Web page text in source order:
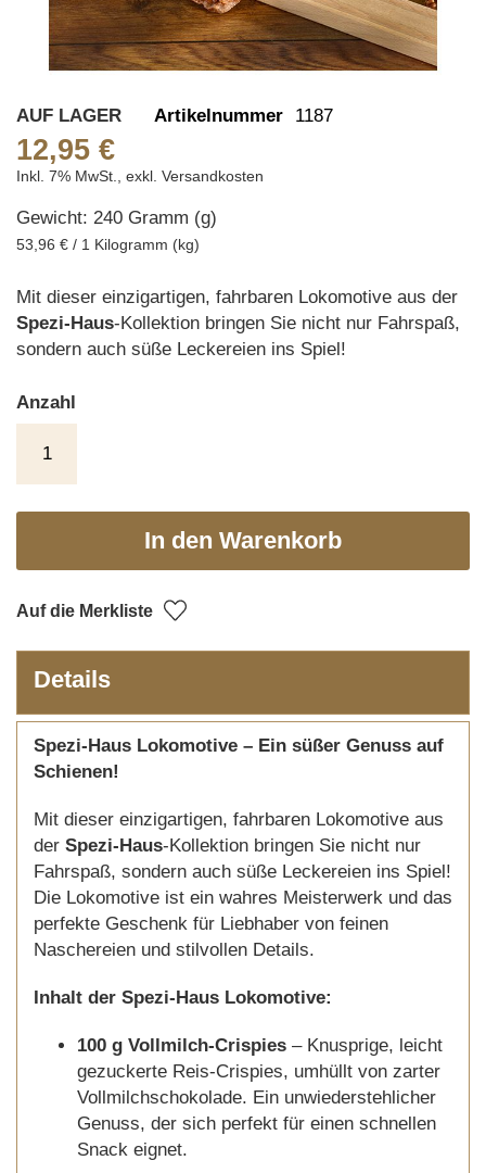
Skip
to
the
of
the
gallery
AUF LAGER Artikelnummer 1187
12,95 €
Inkl. 7% MwSt., exkl. Versandkosten
Gewicht: 240 Gramm (g)
53,96 € / 1 Kilogramm (kg)
Mit dieser einzigartigen, fahrbaren Lokomotive aus der
Spezi-Haus-Kollektion bringen Sie nicht nur Fahrspaß,
sondern auch süße Leckereien ins Spiel!
Anzahl
In den Warenkorb
Auf die Merkliste
Details
Spezi-Haus Lokomotive – Ein süßer Genuss auf
Schienen!
Mit dieser einzigartigen, fahrbaren Lokomotive aus
der Spezi-Haus-Kollektion bringen Sie nicht nur
Fahrspaß, sondern auch süße Leckereien ins Spiel!
Die Lokomotive ist ein wahres Meisterwerk und das
perfekte Geschenk für Liebhaber von feinen
Naschereien und stilvollen Details.
Inhalt der Spezi-Haus Lokomotive:
100 g Vollmilch-Crispies – Knusprige, leicht
gezuckerte Reis-Crispies, umhüllt von zarter
Vollmilchschokolade. Ein unwiederstehlicher
Genuss, der sich perfekt für einen schnellen
Snack eignet.